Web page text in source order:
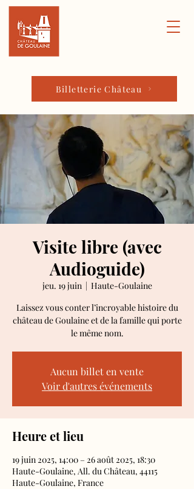
Billetterie Château
Visite libre (avec
Audioguide)
jeu. 19 juin
  |
Haute-Goulaine
Laissez vous conter l’incroyable histoire du
château de Goulaine et de la famille qui porte
le même nom.
Aucun billet en vente
Voir d'autres événements
Heure et lieu
19 juin 2025, 14:00 – 26 août 2025, 18:30
Haute-Goulaine, All. du Château, 44115
Haute-Goulaine, France